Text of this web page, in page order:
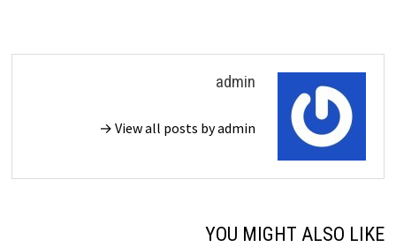
admin
View all posts by admin →
YOU MIGHT ALSO LIKE